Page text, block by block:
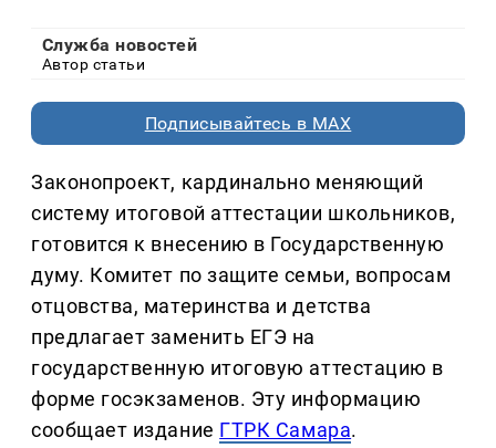
Служба новостей
Автор статьи
Подписывайтесь в MAX
Законопроект, кардинально меняющий
систему итоговой аттестации школьников,
готовится к внесению в Государственную
думу. Комитет по защите семьи, вопросам
отцовства, материнства и детства
предлагает заменить ЕГЭ на
государственную итоговую аттестацию в
форме госэкзаменов. Эту информацию
сообщает издание ГТРК Самара.